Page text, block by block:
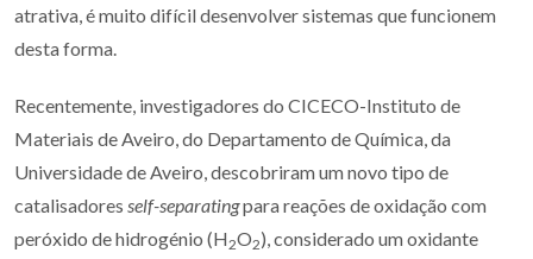
atrativa, é muito difícil desenvolver sistemas que funcionem
desta forma.
Recentemente, investigadores do CICECO-Instituto de
Materiais de Aveiro, do Departamento de Química, da
Universidade de Aveiro, descobriram um novo tipo de
catalisadores self-separatingpara reações de oxidação com
peróxido de hidrogénio (H2O2), considerado um oxidante